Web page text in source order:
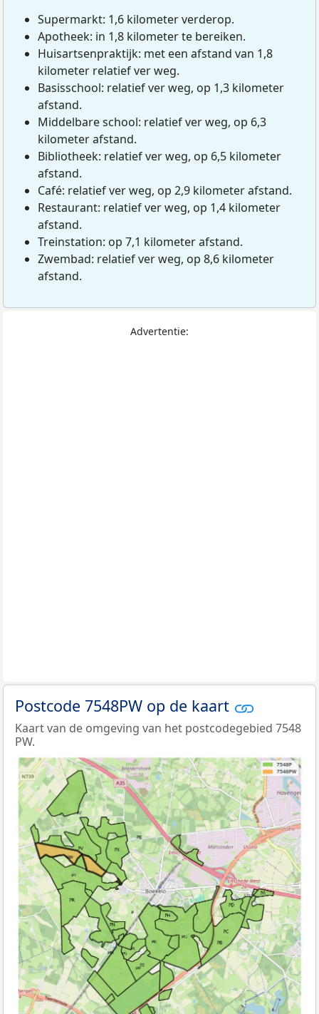
Supermarkt: 1,6 kilometer verderop.
Apotheek: in 1,8 kilometer te bereiken.
Huisartsenpraktijk: met een afstand van 1,8
kilometer relatief ver weg.
Basisschool: relatief ver weg, op 1,3 kilometer
afstand.
Middelbare school: relatief ver weg, op 6,3
kilometer afstand.
Bibliotheek: relatief ver weg, op 6,5 kilometer
afstand.
Café: relatief ver weg, op 2,9 kilometer afstand.
Restaurant: relatief ver weg, op 1,4 kilometer
afstand.
Treinstation: op 7,1 kilometer afstand.
Zwembad: relatief ver weg, op 8,6 kilometer
afstand.
Advertentie:
Postcode 7548PW op de kaart
Kaart van de omgeving van het postcodegebied 7548
PW.